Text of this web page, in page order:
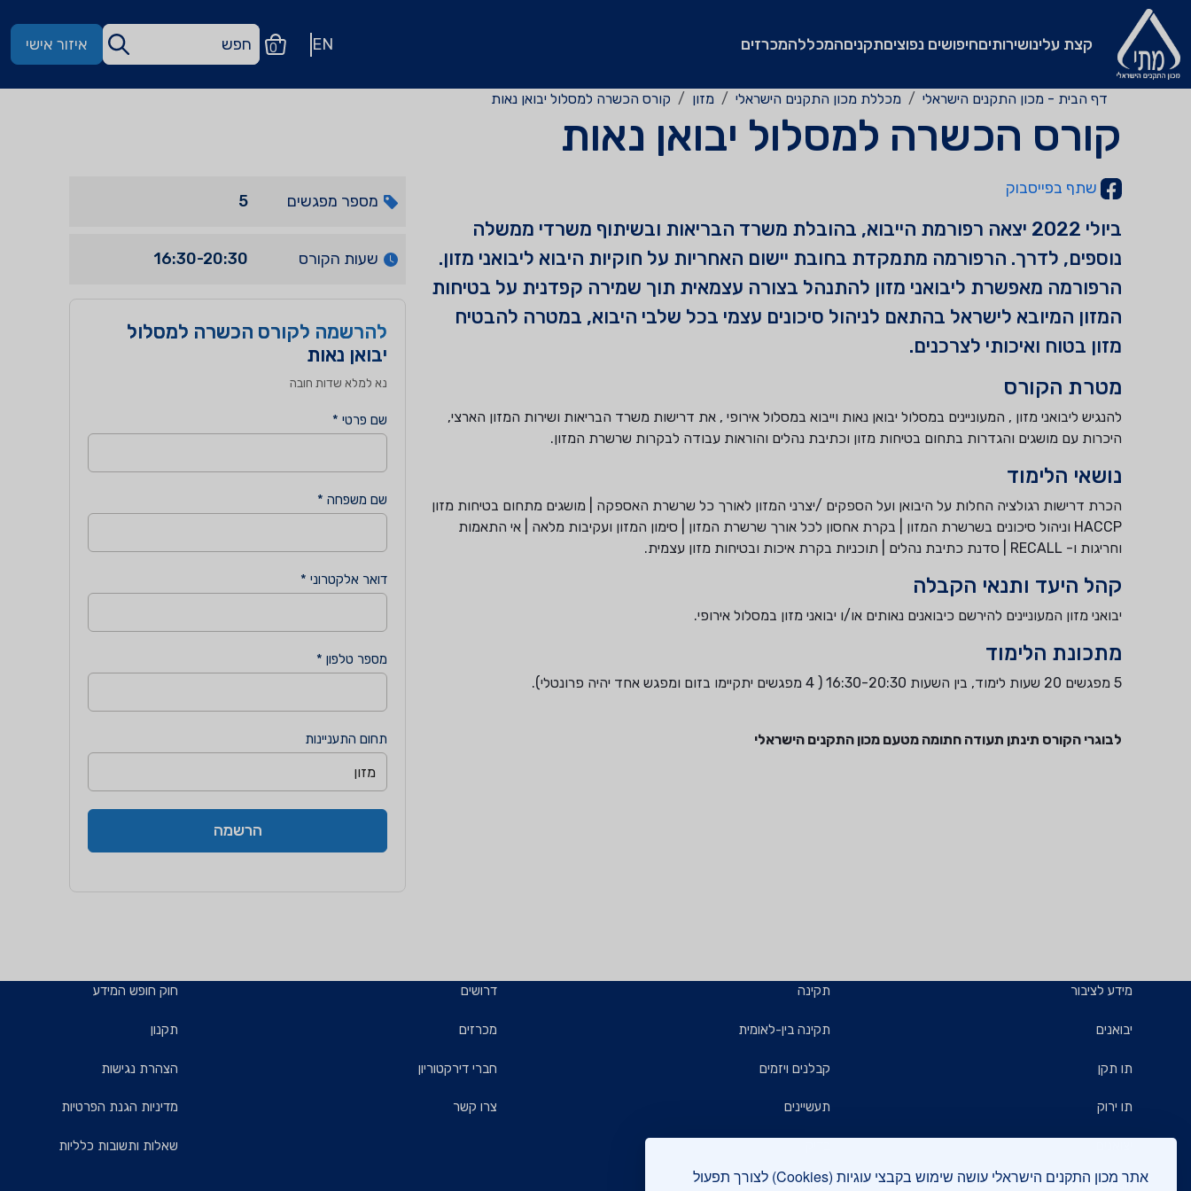
אתר מכון התקנים הישראלי עושה שימוש בקבצי עוגיות (Cookies) לצורך תפעול
קצת עלינושירותיםחיפושים נפוציםתקניםהמכללהמכרזים EN
0 איזור אישי
דף הבית - מכון התקנים הישראלי מכללת מכון התקנים הישראלי מזון קורס הכשרה למסלול יבואן נאות
קורס הכשרה למסלול יבואן נאות
שתף בפייסבוק
ביולי 2022 יצאה רפורמת הייבוא, בהובלת משרד הבריאות ובשיתוף משרדי ממשלה
נוספים, לדרך. הרפורמה מתמקדת בחובת יישום האחריות על חוקיות היבוא ליבואני מזון.
הרפורמה מאפשרת ליבואני מזון להתנהל בצורה עצמאית תוך שמירה קפדנית על בטיחות
המזון המיובא לישראל בהתאם לניהול סיכונים עצמי בכל שלבי היבוא, במטרה להבטיח
מזון בטוח ואיכותי לצרכנים.
מטרת הקורס
להנגיש ליבואני מזון , המעוניינים במסלול יבואן נאות וייבוא במסלול אירופי , את דרישות משרד הבריאות ושירות המזון הארצי,
היכרות עם מושגים והגדרות בתחום בטיחות מזון וכתיבת נהלים והוראות עבודה לבקרות שרשרת המזון.
נושאי הלימוד
הכרת דרישות רגולציה החלות על היבואן ועל הספקים /יצרני המזון לאורך כל שרשרת האספקה | מושגים מתחום בטיחות מזון
HACCP וניהול סיכונים בשרשרת המזון | בקרת אחסון לכל אורך שרשרת המזון | סימון המזון ועקיבות מלאה | אי התאמות
וחריגות ו- RECALL | סדנת כתיבת נהלים | תוכניות בקרת איכות ובטיחות מזון עצמית.
קהל היעד ותנאי הקבלה
יבואני מזון המעוניינים להירשם כיבואנים נאותים או/ו יבואני מזון במסלול אירופי.
מתכונת הלימוד
5 מפגשים 20 שעות לימוד, בין השעות 16:30-20:30 ( 4 מפגשים יתקיימו בזום ומפגש אחד יהיה פרונטלי)​.
לבוגרי הקורס תינתן תעודה חתומה מטעם מכון התקנים הישראלי
מספר מפגשים 5
שעות הקורס 16:30-20:30
להרשמה לקורס הכשרה למסלול
יבואן נאות
נא למלא שדות חובה
שם פרטי *
שם משפחה *
דואר אלקטרוני *
מספר טלפון *
תחום התעניינות
הרשמה
מידע לציבור
יבואנים
תו תקן
תו ירוק
המכללה
תקינה
תקינה בין-לאומית
קבלנים ויזמים
תעשיינים
בנייה ירוקה
דרושים
מכרזים
חברי דירקטוריון
צרו קשר
חוק חופש המידע
תקנון
הצהרת נגישות
מדיניות הגנת הפרטיות
שאלות ותשובות כלליות